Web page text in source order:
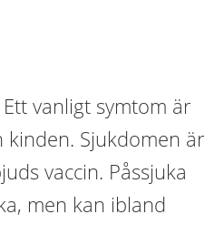
vanligt symtom är
Sjukdomen är
vaccin. Påssjuka
men kan ibland